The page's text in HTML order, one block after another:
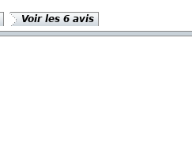
Voir les 6 avis